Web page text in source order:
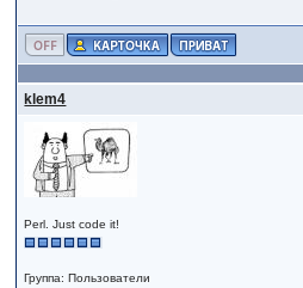
klem4
Perl. Just code it!
Группа: Пользователи